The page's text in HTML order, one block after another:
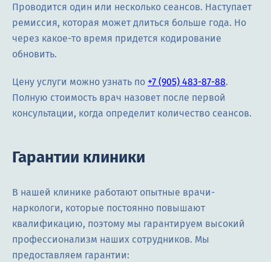
Проводится один или несколько сеансов. Наступает
ремиссия, которая может длиться больше года. Но
через какое-то время придется кодирование
обновить.
Цену услуги можно узнать по +7 (905) 483-87-88.
Полную стоимость врач назовет после первой
консультации, когда определит количество сеансов.
Гарантии клиники
В нашей клинике работают опытные врачи-
наркологи, которые постоянно повышают
квалификацию, поэтому мы гарантируем высокий
профессионализм наших сотрудников. Мы
предоставляем гарантии: